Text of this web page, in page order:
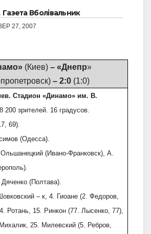
Газета Вболівальник
27, 2007
(Киев)– «Днепр»
– 2:0 (1:0)
Стадион «Динамо» им. В.
200 зрителей. 16 градусов.
69).
(Одесса).
(Ивано-Франковск), А.
(Полтава).
– к, 4. Гиоане (2. Федоров,
Ротань, 15. Ринкон (77. Лысенко, 77),
25. Милевский (5. Ребров,